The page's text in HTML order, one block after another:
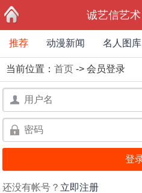
首页
诚艺信艺术
推荐 动漫新闻 名人图库
当前位置： 首页 -> 会员登录
用
户
名：
用
户
还没有帐号？ 立即注册